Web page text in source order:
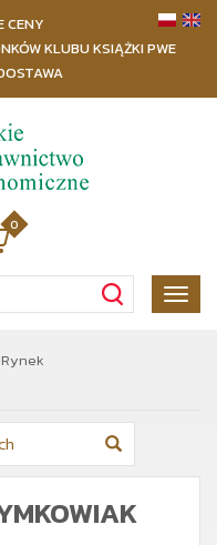
CENY
KLUBU KSIĄŻKI PWE
0
Pokaż
menu